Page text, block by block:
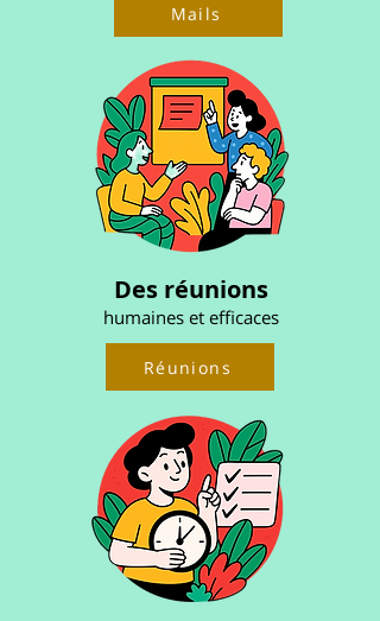
Mails
Des réunions
humaines et efficaces
Réunions